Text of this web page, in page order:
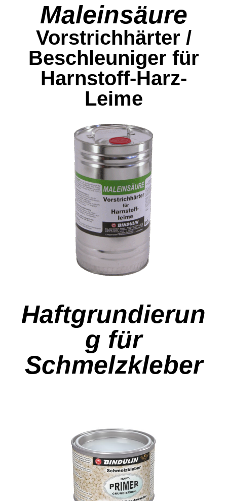
Maleinsäure
Vorstrichhärter /
Beschleuniger für
Harnstoff-Harz-
Leime
Haftgrundierun
g für
Schmelzkleber